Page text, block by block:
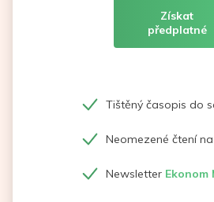
Získat
předplatné
Tištěný časopis do
Neomezené čtení
Newsletter Ekonom